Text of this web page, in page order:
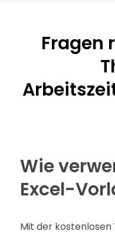
Fragen
Wie
Excel-
Mit der kostenlosen